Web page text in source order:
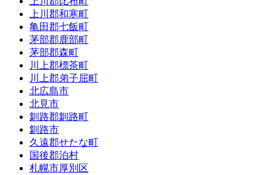
上川郡和寒町
亀田郡七飯町
茅部郡鹿部町
茅部郡森町
川上郡標茶町
川上郡弟子屈町
北広島市
北見市
釧路郡釧路町
釧路市
久遠郡せたな町
国後郡泊村
札幌市厚別区